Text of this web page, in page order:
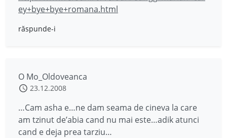
ey+bye+bye+romana.html
răspunde-i
O Mo_Oldoveanca
23.12.2008
…Cam asha e…ne dam seama de cineva la care
am tzinut de’abia cand nu mai este…adik atunci
cand e deja prea tarziu…